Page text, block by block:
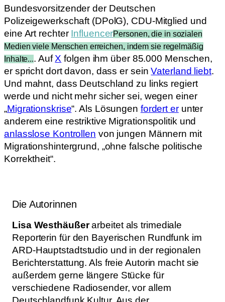
Bundesvorsitzender der Deutschen
Polizeigewerkschaft (DPolG), CDU-Mitglied und
eine Art rechter InfluencerPersonen, die in sozialen
Medien viele Menschen erreichen, indem sie regelmäßig
Inhalte.... AufX folgen ihm über 85.000 Menschen,
er spricht dort davon, dass er seinVaterland liebt.
Und mahnt, dass Deutschland zu links regiert
werde und nicht mehr sicher sei, wegen einer
„Migrationskrise“. Als Lösungen fordert erunter
anderem eine restriktive Migrationspolitik und
anlasslose Kontrollen von jungen Männern mit
Migrationshintergrund, „ohne falsche politische
Korrektheit“.
Die Autorinnen
Lisa Westhäußerarbeitet als trimediale
Reporterin für den Bayerischen Rundfunk im
ARD-Hauptstadtstudio und in der regionalen
Berichterstattung. Als freie Autorin macht sie
außerdem gerne längere Stücke für
verschiedene Radiosender, vor allem